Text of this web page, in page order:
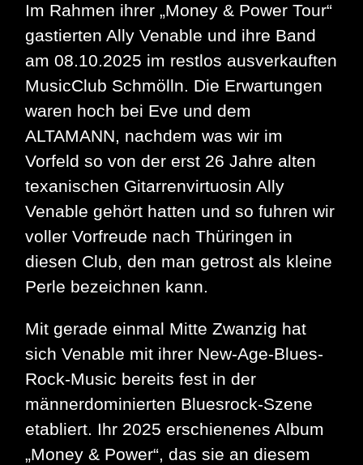
Im Rahmen ihrer „Money & Power Tour“
gastierten Ally Venable und ihre Band
am 08.10.2025 im restlos ausverkauften
MusicClub Schmölln. Die Erwartungen
waren hoch bei Eve und dem
ALTAMANN, nachdem was wir im
Vorfeld so von der erst 26 Jahre alten
texanischen Gitarrenvirtuosin Ally
Venable gehört hatten und so fuhren wir
voller Vorfreude nach Thüringen in
diesen Club, den man getrost als kleine
Perle bezeichnen kann.
Mit gerade einmal Mitte Zwanzig hat
sich Venable mit ihrer New-Age-Blues-
Rock-Music bereits fest in der
männerdominierten Bluesrock-Szene
etabliert. Ihr 2025 erschienenes Album
„Money & Power“, das sie an diesem